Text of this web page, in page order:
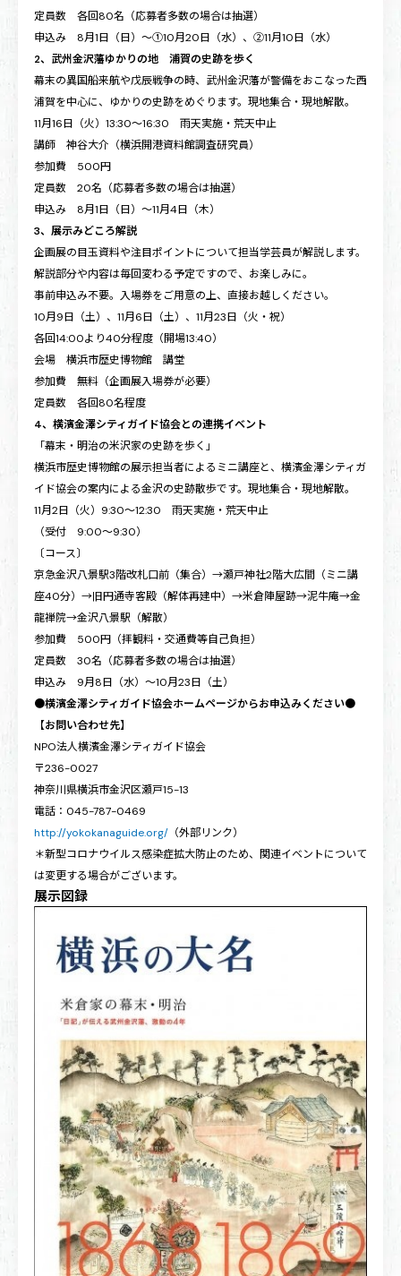
定員数 各回80名（応募者多数の場合は抽選）
申込み 8月1日（日）～①10月20日（水）、②11月10日（水）
2、武州金沢藩ゆかりの地 浦賀の史跡を歩く
幕末の異国船来航や戊辰戦争の時、武州金沢藩が警備をおこなった西
浦賀を中心に、ゆかりの史跡をめぐります。現地集合・現地解散。
11月16日（火）13:30～16:30 雨天実施・荒天中止
講師 神谷大介（横浜開港資料館調査研究員）
参加費 500円
定員数 20名（応募者多数の場合は抽選）
申込み 8月1日（日）～11月4日（木）
3、展示みどころ解説
企画展の目玉資料や注目ポイントについて担当学芸員が解説します。
解説部分や内容は毎回変わる予定ですので、お楽しみに。
事前申込み不要。入場券をご用意の上、直接お越しください。
10月9日（土）、11月6日（土）、11月23日（火・祝）
各回14:00より40分程度（開場13:40）
会場 横浜市歴史博物館 講堂
参加費 無料（企画展入場券が必要）
定員数 各回80名程度
4、横濱金澤シティガイド協会との連携イベント
「幕末・明治の米沢家の史跡を歩く」
横浜市歴史博物館の展示担当者によるミニ講座と、横濱金澤シティガ
イド協会の案内による金沢の史跡散歩です。現地集合・現地解散。
11月2日（火）9:30～12:30 雨天実施・荒天中止
（受付 9:00～9:30）
〔コース〕
京急金沢八景駅3階改札口前（集合）→瀬戸神社2階大広間（ミニ講
座40分）→旧円通寺客殿（解体再建中）→米倉陣屋跡→泥牛庵→金
龍禅院→金沢八景駅（解散）
参加費 500円（拝観料・交通費等自己負担）
定員数 30名（応募者多数の場合は抽選）
申込み 9月8日（水）～10月23日（土）
●横濱金澤シティガイド協会ホームページからお申込みください●
【お問い合わせ先】
NPO法人横濱金澤シティガイド協会
〒236-0027
神奈川県横浜市金沢区瀬戸15-13
電話：045-787-0469
http://yokokanaguide.org/（外部リンク）
＊新型コロナウイルス感染症拡大防止のため、関連イベントについて
は変更する場合がございます。
展示図録